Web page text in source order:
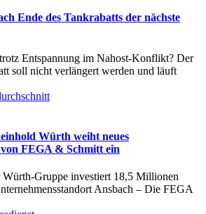
Ende des Tankrabatts der nächste
Entspannung im Nahost-Konflikt? Der
soll nicht verlängert werden und läuft
Würth weiht neues
FEGA & Schmitt ein
Gruppe investiert 18,5 Millionen
Ansbach – Die FEGA